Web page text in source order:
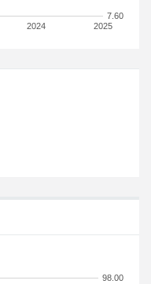
2024 2025
7.60
98.00